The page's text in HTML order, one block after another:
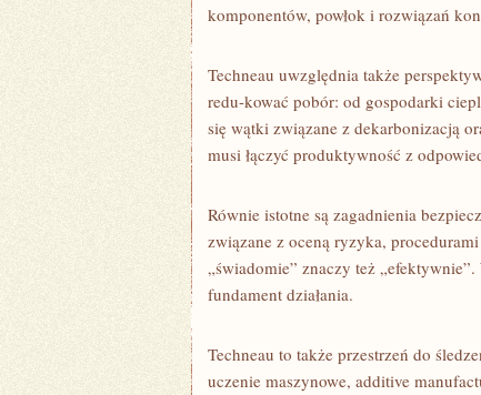
komponentów, powłok i rozwiązań
Techneau uwzględnia także
redu-kować pobór: od gospodarki
się wątki związane z dekarbonizacją
musi łączyć produktywność z
Równie istotne są zagadnienia
związane z oceną ryzyka,
„świadomie” znaczy też
fundament działania.
Techneau to także przestrzeń do
uczenie maszynowe, additive